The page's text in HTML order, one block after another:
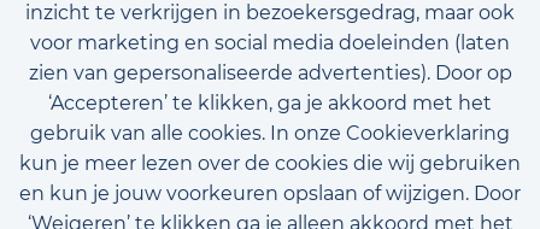
inzicht te verkrijgen in bezoekersgedrag, maar ook
voor marketing en social media doeleinden (laten
zien van gepersonaliseerde advertenties). Door op
‘Accepteren’ te klikken, ga je akkoord met het
gebruik van alle cookies. In onze Cookieverklaring
kun je meer lezen over de cookies die wij gebruiken
en kun je jouw voorkeuren opslaan of wijzigen. Door
‘Weigeren’ te klikken ga je alleen akkoord met het
Bekijk onze beschikbare vacatures